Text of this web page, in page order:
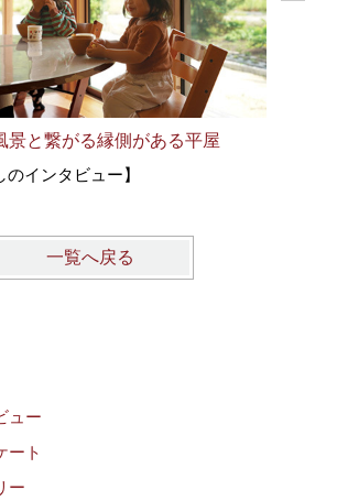
景と繋がる縁側がある平屋
インタビュー】
一覧へ戻る
ュー
ート
ー